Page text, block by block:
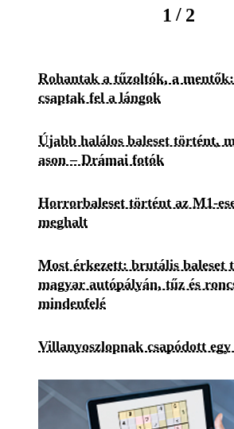
1 / 2
Rohantak a tűzoltók, a
csaptak fel a lángok
Újabb halálos baleset történt,
ason – Drámai fotók
Horrorbaleset történt az M1-
meghalt
Most érkezett: brutális baleset
magyar autópályán, tűz és
mindenfelé
Villanyoszlopnak csapódott